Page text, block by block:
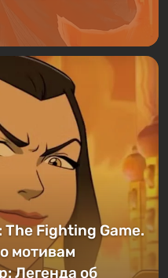
Fighting Game.
мотивам
Легенда об